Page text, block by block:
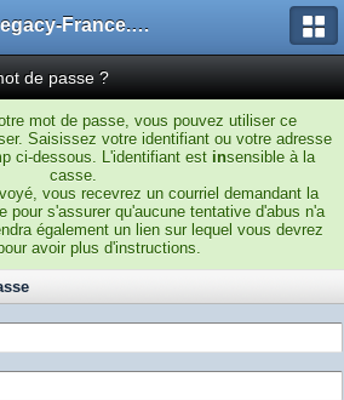
Legacy-France.org - Forum
de passe ?
mot de passe, vous pouvez utiliser ce
Saisissez votre identifiant ou votre adresse
ci-dessous. L'identifiant est insensible à la
casse.
vous recevrez un courriel demandant la
pour s'assurer qu'aucune tentative d'abus n'a
également un lien sur lequel vous devrez
avoir plus d'instructions.